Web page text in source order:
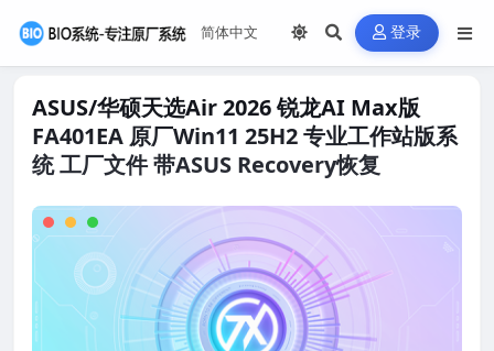
登录
ASUS/华硕天选Air 2026 锐龙AI Max版
FA401EA 原厂Win11 25H2 专业工作站版系
统 工厂文件 带ASUS Recovery恢复